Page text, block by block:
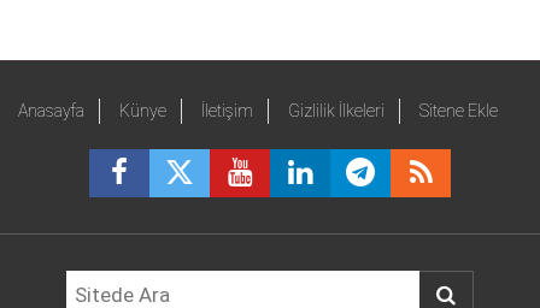
Anasayfa Künye İletişim Gizlilik İlkeleri Sitene Ekle